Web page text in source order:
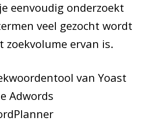
eenvoudig onderzoekt
veel gezocht wordt
zoekvolume ervan is.
van Yoast
Adwords